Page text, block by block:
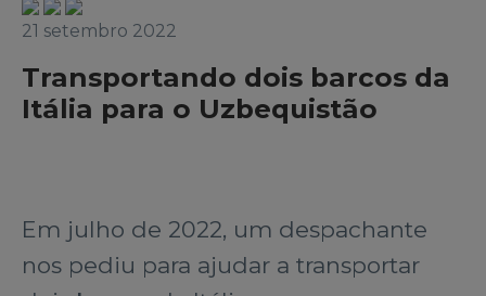
21 setembro 2022
Transportando dois barcos da
Itália para o Uzbequistão
Em julho de 2022, um despachante
nos pediu para ajudar a transportar